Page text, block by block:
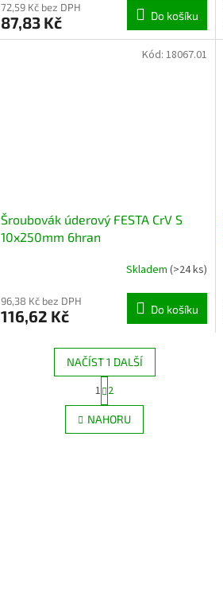
72,59 Kč bez DPH
87,83 Kč Do košíku
Šroubovák úderový FESTA CrV S
10x250mm 6hran
Skladem (>24 ks)
96,38 Kč bez DPH
116,62 Kč Do košíku
Kód: 18067.01
O
v
l
NAČÍST 1 DALŠÍ
t
r
á
n
1 2
NAHORU